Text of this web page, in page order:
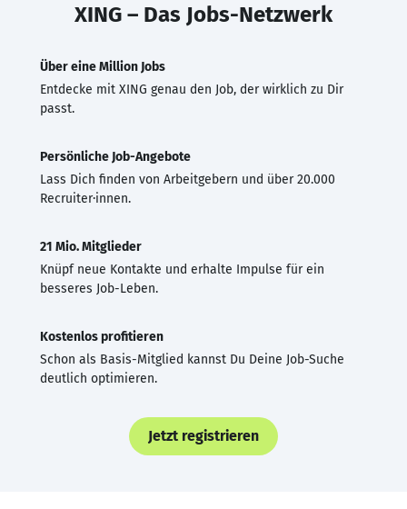
XING – Das Jobs-Netzwerk
Über eine Million Jobs
Entdecke mit XING genau den Job, der wirklich zu Dir
passt.
Persönliche Job-Angebote
Lass Dich finden von Arbeitgebern und über 20.000
Recruiter·innen.
21 Mio. Mitglieder
Knüpf neue Kontakte und erhalte Impulse für ein
besseres Job-Leben.
Kostenlos profitieren
Schon als Basis-Mitglied kannst Du Deine Job-Suche
deutlich optimieren.
Jetzt registrieren